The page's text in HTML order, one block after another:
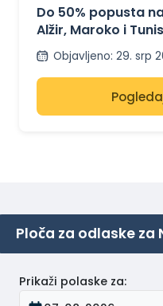
Do 50% popusta
Alžir, Maroko i
Objavljeno: 29. srp
Ploča za odlaske za
Prikaži polaske za: